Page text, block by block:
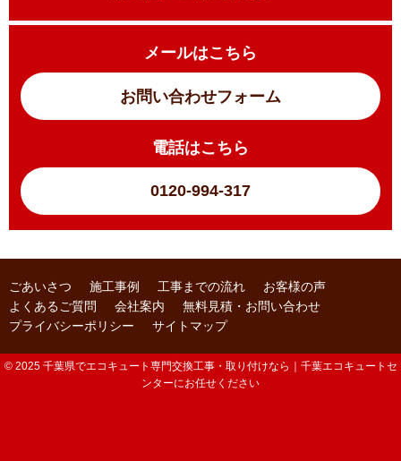
メールはこちら
お問い合わせフォーム
電話はこちら
0120-994-317
ごあいさつ 施工事例 工事までの流れ
お客様の声
よくあるご質問
会社案内
無料見積・お問い合わせ
プライバシーポリシー
サイトマップ
© 2025 千葉県でエコキュート専門交換工事・取り付けなら｜千葉エコキュートセ
ンターにお任せください